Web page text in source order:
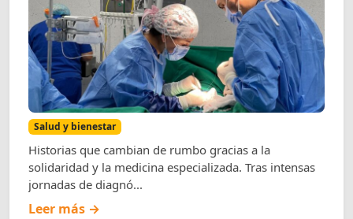
Salud y bienestar
Historias que cambian de rumbo gracias a la
solidaridad y la medicina especializada. Tras intensas
jornadas de diagnó...
Leer más →